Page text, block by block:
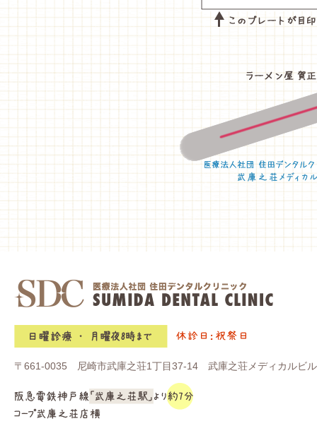
〒661-0035 尼崎市武庫之荘1丁目37-14 武庫之荘メディカルビ